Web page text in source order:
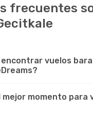
frecuentes
encontrar vuelos
mejor momento para